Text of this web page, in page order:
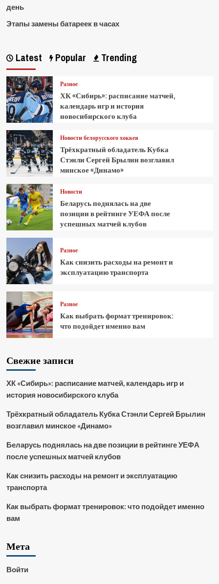
день
Этапы замены батареек в часах
Latest Popular Trending
Разное
ХК «Сибирь»: расписание матчей,
календарь игр и история
новосибирского клуба
Новости белорусского хоккея
Трёхкратный обладатель Кубка
Стэнли Сергей Брылин возглавил
минское «Динамо»
Новости
Беларусь поднялась на две
позиции в рейтинге УЕФА после
успешных матчей клубов
Разное
Как снизить расходы на ремонт и
эксплуатацию транспорта
Разное
Как выбрать формат тренировок:
что подойдет именно вам
Свежие записи
ХК «Сибирь»: расписание матчей, календарь игр и
история новосибирского клуба
Трёхкратный обладатель Кубка Стэнли Сергей Брылин
возглавил минское «Динамо»
Беларусь поднялась на две позиции в рейтинге УЕФА
после успешных матчей клубов
Как снизить расходы на ремонт и эксплуатацию
транспорта
Как выбрать формат тренировок: что подойдет именно
вам
Мета
Войти